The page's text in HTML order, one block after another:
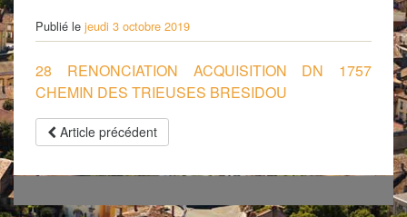
Publié le jeudi 3 octobre 2019
28 RENONCIATION ACQUISITION DN 1757
CHEMIN DES TRIEUSES BRESIDOU
Article précédent